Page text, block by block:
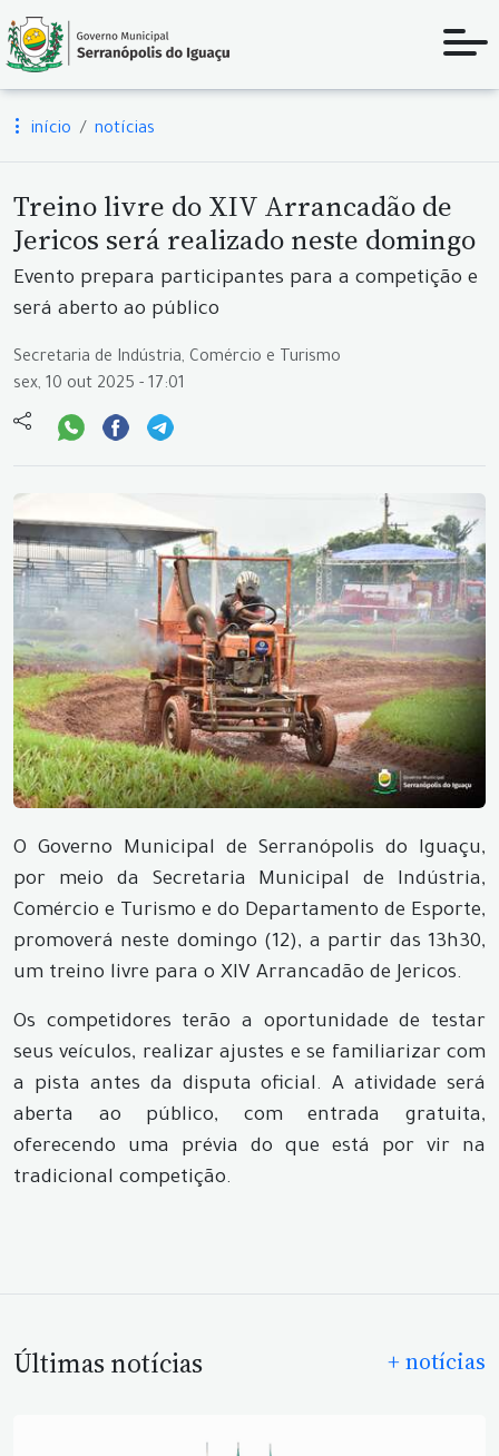
início notícias
Treino livre do XIV Arrancadão de
Jericos será realizado neste domingo
Evento prepara participantes para a competição e
será aberto ao público
Secretaria de Indústria, Comércio e Turismo
sex, 10 out 2025 - 17:01
O Governo Municipal de Serranópolis do Iguaçu,
por meio da Secretaria Municipal de Indústria,
Comércio e Turismo e do Departamento de Esporte,
promoverá neste domingo (12), a partir das 13h30,
um treino livre para o XIV Arrancadão de Jericos.
Os competidores terão a oportunidade de testar
seus veículos, realizar ajustes e se familiarizar com
a pista antes da disputa oficial. A atividade será
aberta ao público, com entrada gratuita,
oferecendo uma prévia do que está por vir na
tradicional competição.
Últimas notícias + notícias